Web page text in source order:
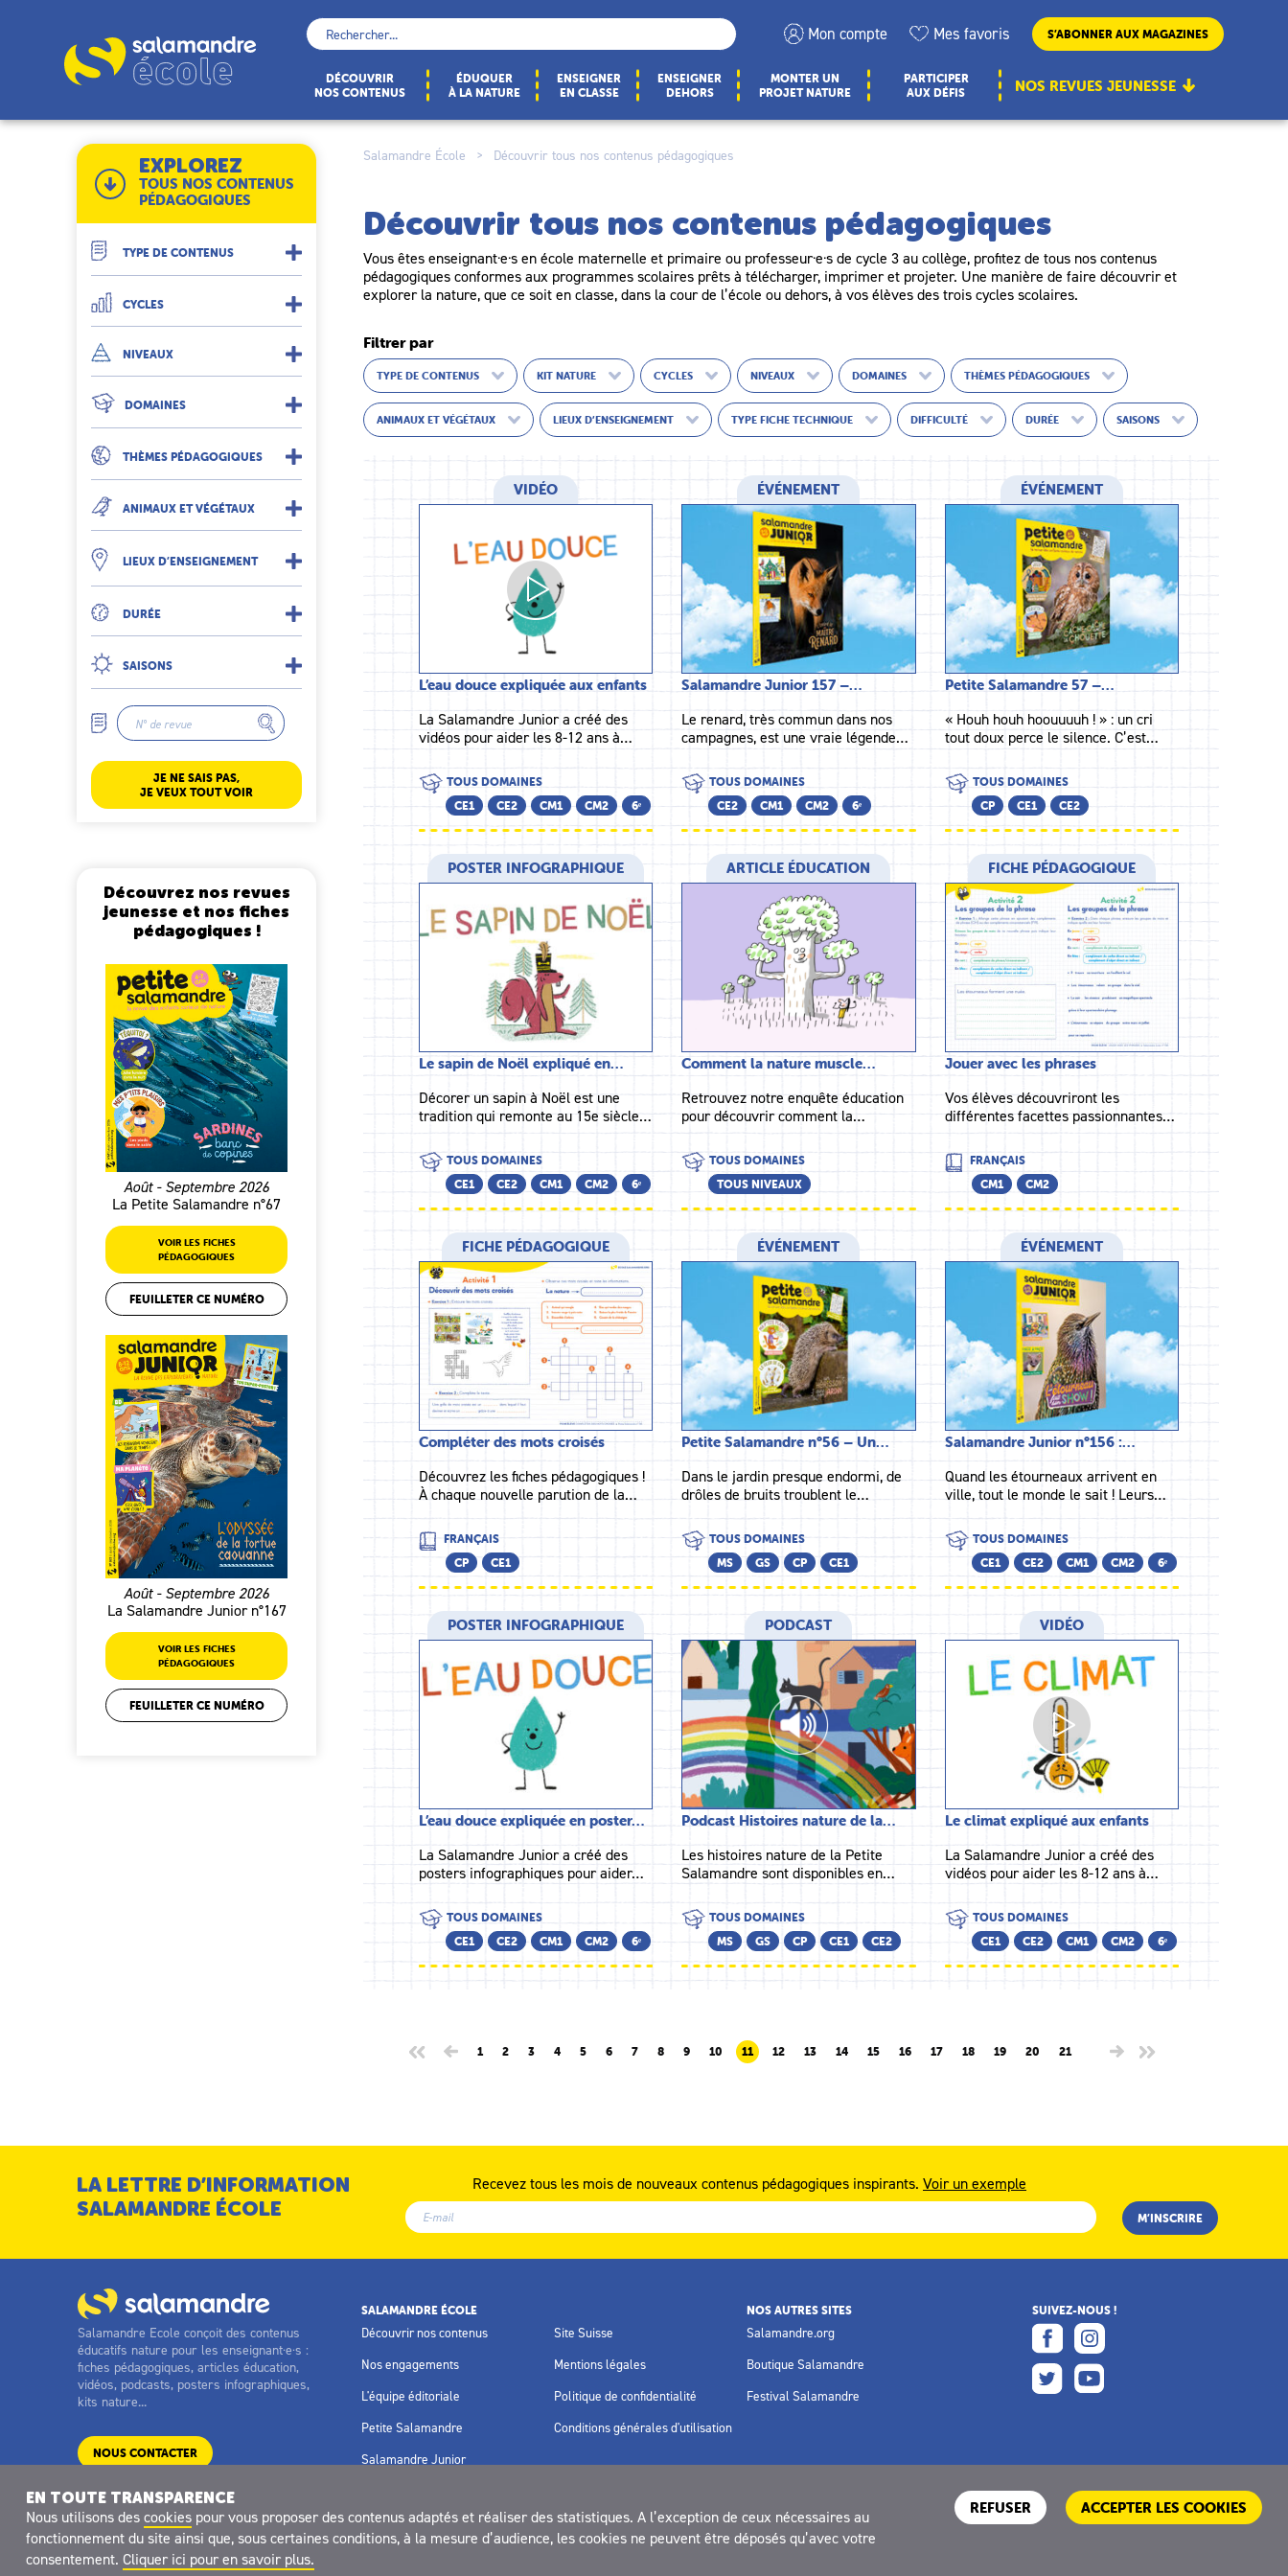
École
Rechercher :
Mon compte Mes favoris S’ABONNER AUX MAGAZINES
DÉCOUVRIR
NOS CONTENUS
ÉDUQUER
À LA NATURE
ENSEIGNER
EN CLASSE
ENSEIGNER
DEHORS
MONTER UN
PROJET NATURE
PARTICIPER
AUX DÉFIS
NOS REVUES JEUNESSE
EXPLOREZ
TOUS NOS CONTENUS
PÉDAGOGIQUES
TYPE DE CONTENUS
CYCLES
NIVEAUX
DOMAINES
THÈMES PÉDAGOGIQUES
ANIMAUX ET VÉGÉTAUX
LIEUX D’ENSEIGNEMENT
DURÉE
SAISONS
JE NE SAIS PAS,
JE VEUX TOUT VOIR
Découvrez nos revues
jeunesse et nos fiches
pédagogiques !
Août - Septembre 2026
La Petite Salamandre n°67
VOIR LES FICHES
PÉDAGOGIQUES
FEUILLETER CE NUMÉRO
Août - Septembre 2026
La Salamandre Junior n°167
VOIR LES FICHES
PÉDAGOGIQUES
FEUILLETER CE NUMÉRO
Salamandre École > Découvrir tous nos contenus pédagogiques
Découvrir tous nos contenus pédagogiques
Vous êtes enseignant·e·s en école maternelle et primaire ou professeur·e·s de cycle 3 au collège, profitez de tous nos contenus
pédagogiques conformes aux programmes scolaires prêts à télécharger, imprimer et projeter. Une manière de faire découvrir et
explorer la nature, que ce soit en classe, dans la cour de l’école ou dehors, à vos élèves des trois cycles scolaires.
Filtrer par
TYPE DE CONTENUS KIT NATURE CYCLES NIVEAUX DOMAINES THÈMES PÉDAGOGIQUES
ANIMAUX ET VÉGÉTAUX LIEUX D’ENSEIGNEMENT TYPE FICHE TECHNIQUE DIFFICULTÉ DURÉE SAISONS
VIDÉO
L’eau douce expliquée aux enfants
La Salamandre Junior a créé des
vidéos pour aider les 8-12 ans à…
TOUS DOMAINES
CE1
CE2 CM1 CM2 6ᵉ
ÉVÉNEMENT
Salamandre Junior 157 –…
Le renard, très commun dans nos
campagnes, est une vraie légende…
TOUS DOMAINES
CE2
CM1 CM2 6ᵉ
ÉVÉNEMENT
Petite Salamandre 57 –…
« Houh houh hoouuuuh ! » : un cri
tout doux perce le silence. C’est…
TOUS DOMAINES
CP
CE1 CE2
POSTER INFOGRAPHIQUE
Le sapin de Noël expliqué en…
Décorer un sapin à Noël est une
tradition qui remonte au 15e siècle…
TOUS DOMAINES
CE1
CE2 CM1 CM2 6ᵉ
ARTICLE ÉDUCATION
Comment la nature muscle…
Retrouvez notre enquête éducation
pour découvrir comment la…
TOUS DOMAINES
TOUS NIVEAUX
FICHE PÉDAGOGIQUE
Jouer avec les phrases
Vos élèves découvriront les
différentes facettes passionnantes…
FRANÇAIS
CM1
CM2
FICHE PÉDAGOGIQUE
Compléter des mots croisés
Découvrez les fiches pédagogiques !
À chaque nouvelle parution de la…
FRANÇAIS
CP
CE1
ÉVÉNEMENT
Petite Salamandre n°56 – Un…
Dans le jardin presque endormi, de
drôles de bruits troublent le…
TOUS DOMAINES
MS
GS CP CE1
ÉVÉNEMENT
Salamandre Junior n°156 :…
Quand les étourneaux arrivent en
ville, tout le monde le sait ! Leurs…
TOUS DOMAINES
CE1
CE2 CM1 CM2 6ᵉ
POSTER INFOGRAPHIQUE
L’eau douce expliquée en poster…
La Salamandre Junior a créé des
posters infographiques pour aider…
TOUS DOMAINES
CE1
CE2 CM1 CM2 6ᵉ
PODCAST
Podcast Histoires nature de la…
Les histoires nature de la Petite
Salamandre sont disponibles en…
TOUS DOMAINES
MS
GS CP CE1 CE2
VIDÉO
Le climat expliqué aux enfants
La Salamandre Junior a créé des
vidéos pour aider les 8-12 ans à…
TOUS DOMAINES
CE1
CE2 CM1 CM2 6ᵉ
1 2 3 4 5 6 7 8 9 10 11 12 13 14 15 16 17 18 19 20 21
LA LETTRE D’INFORMATION
SALAMANDRE ÉCOLE
Recevez tous les mois de nouveaux contenus pédagogiques inspirants. Voir un exemple
Salamandre Ecole conçoit des contenus
éducatifs nature pour les enseignant·e·s :
fiches pédagogiques, articles éducation,
vidéos, podcasts, posters infographiques,
kits nature...
NOUS CONTACTER
SALAMANDRE ÉCOLE
Découvrir nos contenus
Nos engagements
L'équipe éditoriale
Petite Salamandre
Salamandre Junior
Site Suisse
Mentions légales
Politique de confidentialité
Conditions générales d'utilisation
NOS AUTRES SITES
Salamandre.org
Boutique Salamandre
Festival Salamandre
SUIVEZ-NOUS !
Site réalisé avec le soutien de
EN TOUTE TRANSPARENCE
Nous utilisons des cookiespour vous proposer des contenus adaptés et réaliser des statistiques. A l’exception de ceux nécessaires au
fonctionnement du site ainsi que, sous certaines conditions, à la mesure d’audience, les cookies ne peuvent être déposés qu’avec votre
consentement. Cliquer ici pour en savoir plus.
REFUSER ACCEPTER LES COOKIES